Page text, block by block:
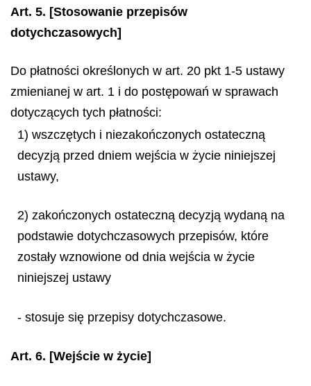
Art. 5. [Stosowanie przepisów
dotychczasowych]
Do płatności określonych w art. 20 pkt 1-5 ustawy
zmienianej w art. 1 i do postępowań w sprawach
dotyczących tych płatności:
1) wszczętych i niezakończonych ostateczną
decyzją przed dniem wejścia w życie niniejszej
ustawy,
2) zakończonych ostateczną decyzją wydaną na
podstawie dotychczasowych przepisów, które
zostały wznowione od dnia wejścia w życie
niniejszej ustawy
- stosuje się przepisy dotychczasowe.
Art. 6. [Wejście w życie]